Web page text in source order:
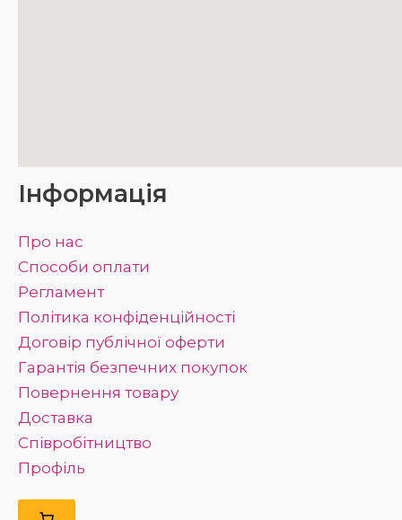
Інформація
Про нас
Способи оплати
Регламент
Політика конфіденційності
Договір публічної оферти
Гарантія безпечних покупок
Повернення товару
Доставка
Співробітництво
Профіль